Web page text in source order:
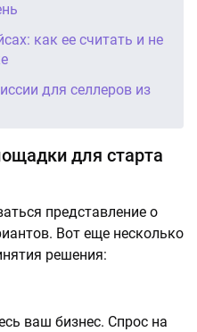
как ее считать и не
для селлеров из
для старта
представление о
Вот еще несколько
решения:
ваш бизнес. Спрос на